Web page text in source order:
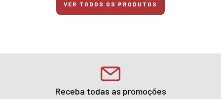
VER TODOS OS PRODUTOS
Receba todas as promoções